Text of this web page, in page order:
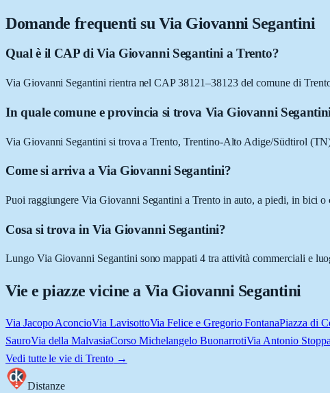
Domande frequenti su Via Giovanni Segantini
Qual è il CAP di Via Giovanni Segantini a Trento?
Via Giovanni Segantini rientra nel CAP 38121–38123 del comune di
In quale comune e provincia si trova Via Giovanni
Via Giovanni Segantini si trova a Trento, Trentino-Alto Adige/Südtirol
Come si arriva a Via Giovanni Segantini?
Puoi raggiungere Via Giovanni Segantini a Trento in auto, a piedi, in bici
Cosa si trova in Via Giovanni Segantini?
Lungo Via Giovanni Segantini sono mappati 4 tra attività commerciali e
Vie e piazze vicine a Via Giovanni Segantini
Via Jacopo AconcioVia LavisottoVia Felice e Gregorio FontanaPiazza di
SauroVia della MalvasiaCorso Michelangelo BuonarrotiVia Antonio
Vedi tutte le vie di Trento→
Distanze